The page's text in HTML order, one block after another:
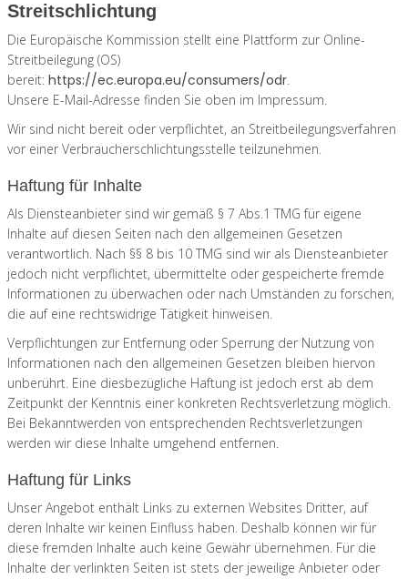
Streitschlichtung
Die Europäische Kommission stellt eine Plattform zur Online-
Streitbeilegung (OS)
bereit: https://ec.europa.eu/consumers/odr.
Unsere E-Mail-Adresse finden Sie oben im Impressum.
Wir sind nicht bereit oder verpflichtet, an Streitbeilegungsverfahren
vor einer Verbraucherschlichtungsstelle teilzunehmen.
Haftung für Inhalte
Als Diensteanbieter sind wir gemäß § 7 Abs.1 TMG für eigene
Inhalte auf diesen Seiten nach den allgemeinen Gesetzen
verantwortlich. Nach §§ 8 bis 10 TMG sind wir als Diensteanbieter
jedoch nicht verpflichtet, übermittelte oder gespeicherte fremde
Informationen zu überwachen oder nach Umständen zu forschen,
die auf eine rechtswidrige Tätigkeit hinweisen.
Verpflichtungen zur Entfernung oder Sperrung der Nutzung von
Informationen nach den allgemeinen Gesetzen bleiben hiervon
unberührt. Eine diesbezügliche Haftung ist jedoch erst ab dem
Zeitpunkt der Kenntnis einer konkreten Rechtsverletzung möglich.
Bei Bekanntwerden von entsprechenden Rechtsverletzungen
werden wir diese Inhalte umgehend entfernen.
Haftung für Links
Unser Angebot enthält Links zu externen Websites Dritter, auf
deren Inhalte wir keinen Einfluss haben. Deshalb können wir für
diese fremden Inhalte auch keine Gewähr übernehmen. Für die
Inhalte der verlinkten Seiten ist stets der jeweilige Anbieter oder